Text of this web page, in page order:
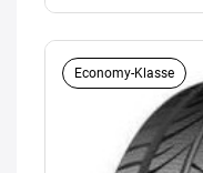
Economy-Klasse